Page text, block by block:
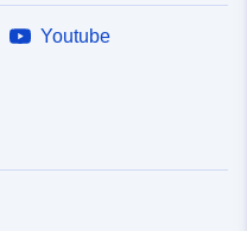
Youtube